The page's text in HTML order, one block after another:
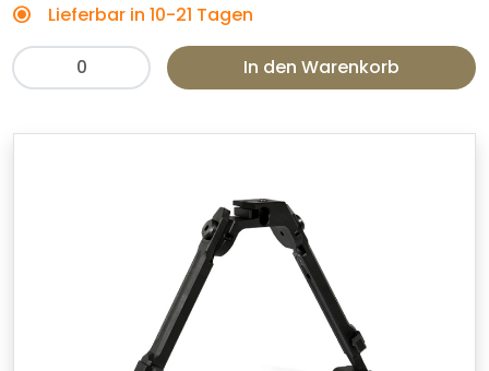
Lieferbar in 10-21 Tagen
In den Warenkorb